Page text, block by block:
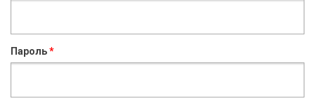
Пароль*